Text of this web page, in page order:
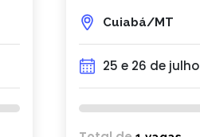
Cuiabá/MT
25 e 26 de julho